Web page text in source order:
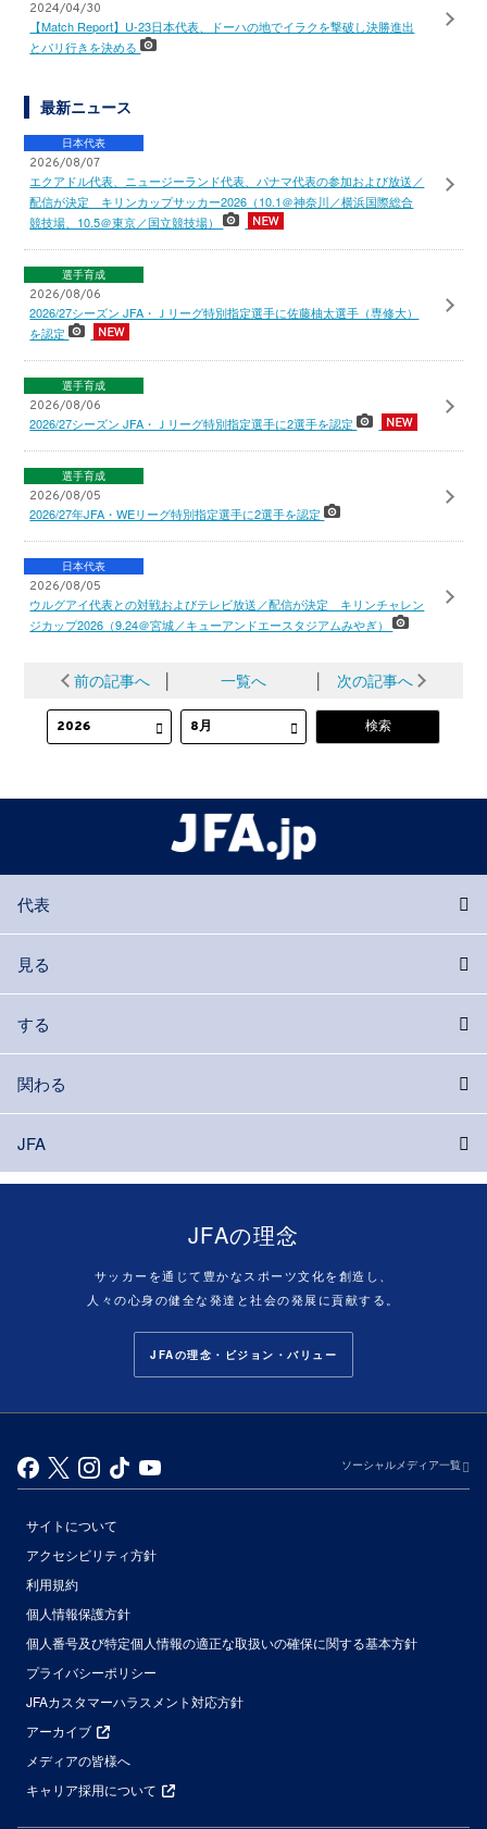
2024/04/30
【Match Report】U-23日本代表、ドーハの地でイラクを撃破し決勝進出
とパリ行きを決める
最新ニュース
日本代表
2026/08/07
エクアドル代表、ニュージーランド代表、パナマ代表の参加および放送／
配信が決定 キリンカップサッカー2026（10.1＠神奈川／横浜国際総合
競技場、10.5＠東京／国立競技場）
選手育成
2026/08/06
2026/27シーズン JFA・Ｊリーグ特別指定選手に佐藤柚太選手（専修大）
を認定
選手育成
2026/08/06
2026/27シーズン JFA・Ｊリーグ特別指定選手に2選手を認定
選手育成
2026/08/05
2026/27年JFA・WEリーグ特別指定選手に2選手を認定
日本代表
2026/08/05
ウルグアイ代表との対戦およびテレビ放送／配信が決定 キリンチャレン
ジカップ2026（9.24＠宮城／キューアンドエースタジアムみやぎ）
前の記事へ │ 一覧へ │ 次の記事へ
代表
見る
する
関わる
JFA
JFAの理念
サッカーを通じて豊かなスポーツ文化を創造し、
人々の心身の健全な発達と社会の発展に貢献する。
JFAの理念・ビジョン・バリュー
ソーシャルメディア一覧
サイトについて
アクセシビリティ方針
利用規約
個人情報保護方針
個人番号及び特定個人情報の適正な取扱いの確保に関する基本方針
プライバシーポリシー
JFAカスタマーハラスメント対応方針
アーカイブ
メディアの皆様へ
キャリア採用について